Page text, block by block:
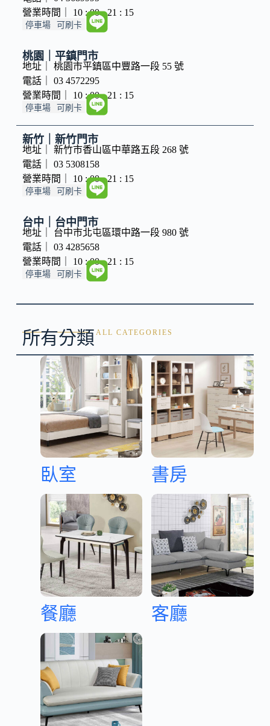
營業時間｜ 10 : 00 - 21 : 15
停車場 可刷卡
桃園｜平鎮門市
地址｜ 桃園市平鎮區中豐路一段 55 號
電話｜ 03 4572295
營業時間｜ 10 : 00 - 21 : 15
停車場 可刷卡
新竹｜新竹門市
地址｜ 新竹市香山區中華路五段 268 號
電話｜ 03 5308158
營業時間｜ 10 : 00 - 21 : 15
停車場 可刷卡
台中｜台中門市
地址｜ 台中市北屯區環中路一段 980 號
電話｜ 03 4285658
營業時間｜ 10 : 00 - 21 : 15
停車場 可刷卡
ALL CATEGORIES
所有分類
臥室 書房
餐廳 客廳